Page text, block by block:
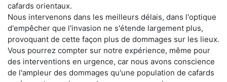
cafards orientaux.
Nous intervenons dans les meilleurs délais, dans l'optique
d'empêcher que l'invasion ne s'étende largement plus,
provoquant de cette façon plus de dommages sur les lieux.
Vous pourrez compter sur notre expérience, même pour
des interventions en urgence, car nous avons conscience
de l'ampleur des dommages qu'une population de cafards